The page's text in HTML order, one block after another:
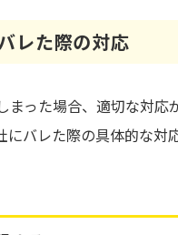
レた際の対応
まった場合、適切な対応
にバレた際の具体的な対